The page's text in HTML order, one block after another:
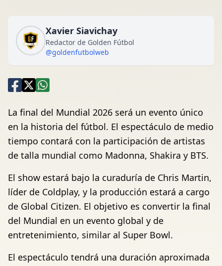
Xavier Siavichay
Redactor de Golden Fútbol
@goldenfutbolweb
La final del Mundial 2026 será un evento único
en la historia del fútbol. El espectáculo de medio
tiempo contará con la participación de artistas
de talla mundial como Madonna, Shakira y BTS.
El show estará bajo la curaduría de Chris Martin,
líder de Coldplay, y la producción estará a cargo
de Global Citizen. El objetivo es convertir la final
del Mundial en un evento global y de
entretenimiento, similar al Super Bowl.
El espectáculo tendrá una duración aproximada